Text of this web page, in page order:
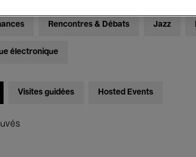
Rencontres & Débats Jazz
électronique
Visites guidées Hosted Events